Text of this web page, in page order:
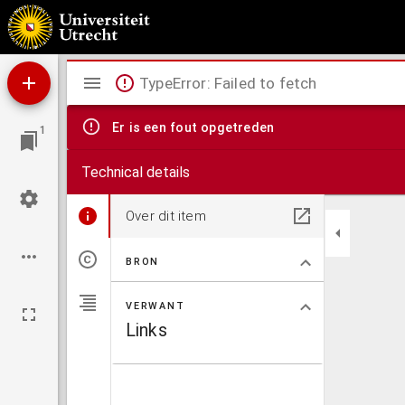
Das gesammte Osmanische Reich so wie die Besitzungen des Pascha's Von Ägypten
1
Mirador
viewer
TypeError: Failed to fetch
Er is een fout opgetreden
Technical details
Over dit item
BRON
VERWANT
Links